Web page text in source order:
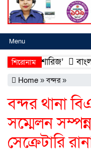
Menu
শিরোনাম
ফিশারিজ’
Home »বন্দর»
বন্দর থানা
সম্মেলন
সেক্রেটারি